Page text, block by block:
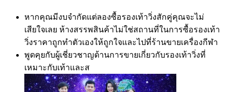
หากคุณมีงบจำกัดแต่ลองซื้อรองเท้าวิ่งสักคู่คุณจะไม่
เสียใจเลย ห้างสรรพสินค้าไม่ใช่สถานที่ในการซื้อรองเท้า
วิ่งราคาถูกทำตัวเองให้ถูกใจและไปที่ร้านขายเครื่องกีฬา
พูดคุยกับผู้เชี่ยวชาญด้านการขายเกี่ยวกับรองเท้าวิ่งที่
เหมาะกับเท้าและส